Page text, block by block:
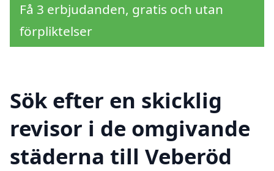
Få 3 erbjudanden, gratis och utan
förpliktelser
Sök efter en skicklig
revisor i de omgivande
städerna till Veberöd